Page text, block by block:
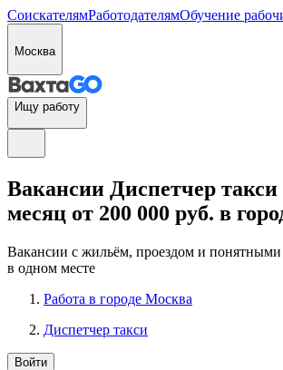
СоискателямРаботодателямОбучение
Москва
Ищу работу
Вакансии Диспетчер такси
месяц от 200 000 руб. в
Вакансии с жильём, проездом и
в одном месте
Работа в городе Москва
Диспетчер такси
Войти